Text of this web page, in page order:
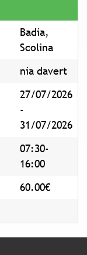
Badia,
Scolina
nia davert
27/07/2026
-
31/07/2026
07:30-
16:00
60.00€